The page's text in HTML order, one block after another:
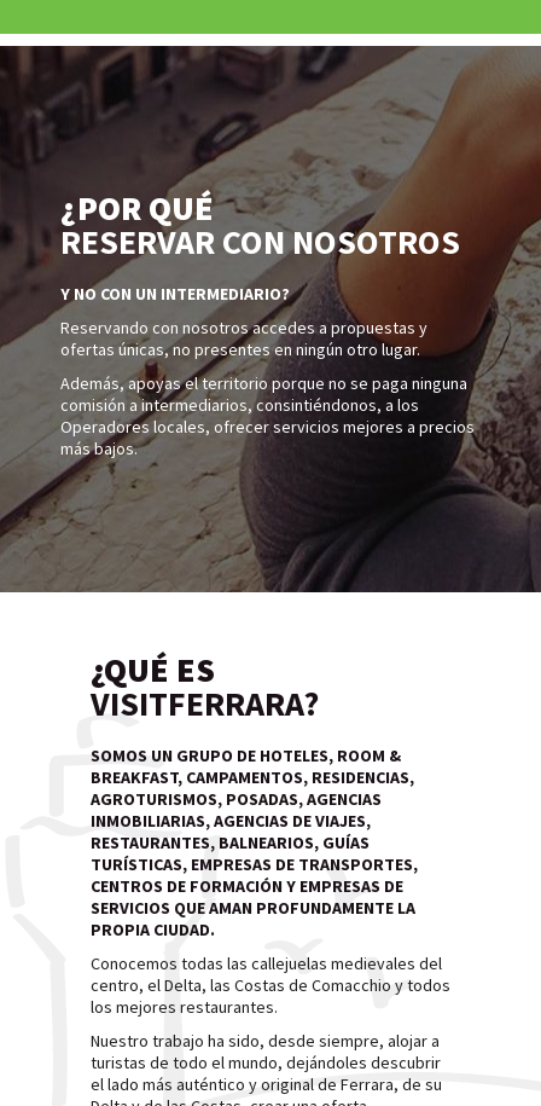
¿POR QUÉ
RESERVAR CON NOSOTROS
Y NO CON UN INTERMEDIARIO?
Reservando con nosotros accedes a propuestas y
ofertas únicas, no presentes en ningún otro lugar.
Además, apoyas el territorio porque no se paga ninguna
comisión a intermediarios, consintiéndonos, a los
Operadores locales, ofrecer servicios mejores a precios
más bajos.
¿QUÉ ES
VISITFERRARA?
SOMOS UN GRUPO DE HOTELES, ROOM &
BREAKFAST, CAMPAMENTOS, RESIDENCIAS,
AGROTURISMOS, POSADAS, AGENCIAS
INMOBILIARIAS, AGENCIAS DE VIAJES,
RESTAURANTES, BALNEARIOS, GUÍAS
TURÍSTICAS, EMPRESAS DE TRANSPORTES,
CENTROS DE FORMACIÓN Y EMPRESAS DE
SERVICIOS QUE AMAN PROFUNDAMENTE LA
PROPIA CIUDAD.
Conocemos todas las callejuelas medievales del
centro, el Delta, las Costas de Comacchio y todos
los mejores restaurantes.
Nuestro trabajo ha sido, desde siempre, alojar a
turistas de todo el mundo, dejándoles descubrir
el lado más auténtico y original de Ferrara, de su